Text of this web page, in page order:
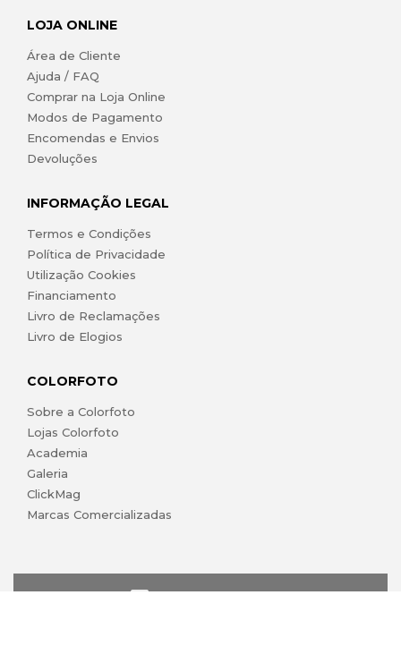
LOJA ONLINE
Área de Cliente
Ajuda / FAQ
Comprar na Loja Online
Modos de Pagamento
Encomendas e Envios
Devoluções
INFORMAÇÃO LEGAL
Termos e Condições
Política de Privacidade
Utilização Cookies
Financiamento
Livro de Reclamações
Livro de Elogios
COLORFOTO
Sobre a Colorfoto
Lojas Colorfoto
Academia
Galeria
ClickMag
Marcas Comercializadas
lojaonline@colorfoto.pt